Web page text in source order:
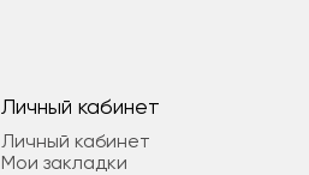
Личный кабинет
Личный кабинет
Мои закладки